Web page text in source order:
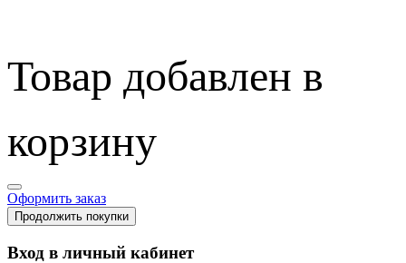
Товар добавлен в
корзину
Оформить заказ
Продолжить покупки
Вход в личный кабинет